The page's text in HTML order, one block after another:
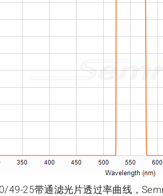
49-25带通滤光片透过率曲线，